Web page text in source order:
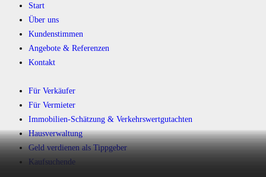
Start
Über uns
Kundenstimmen
Angebote & Referenzen
Kontakt
Für Verkäufer
Für Vermieter
Immobilien-Schätzung & Verkehrswertgutachten
Hausverwaltung
Geld verdienen als Tippgeber
Kaufsuchende